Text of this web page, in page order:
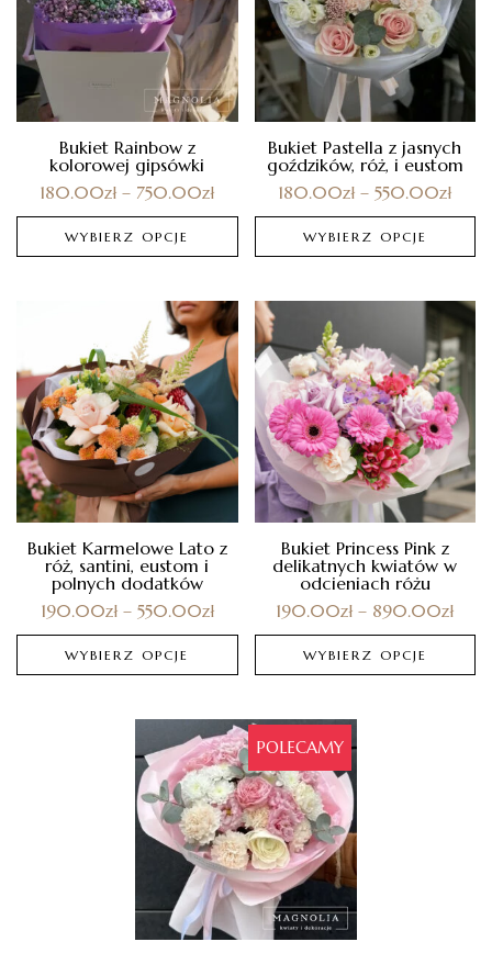
Bukiet Rainbow z
kolorowej gipsówki
180.00zł – 750.00zł
WYBIERZ OPCJE
Bukiet Pastella z jasnych
goździków, róż, i eustom
180.00zł –550.00zł
WYBIERZ OPCJE
Bukiet Karmelowe Lato z
róż, santini, eustom i
polnych dodatków
190.00zł– 550.00zł
WYBIERZ OPCJE
Bukiet Princess Pink z
delikatnych kwiatów w
odcieniach różu
190.00zł – 890.00zł
WYBIERZ OPCJE
POLECAMY